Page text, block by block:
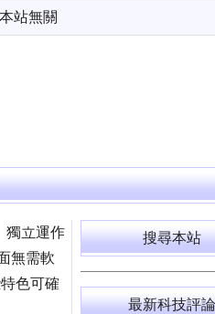
站無關
獨立運作
無需軟
色可確
搜尋本站
最新科技評論